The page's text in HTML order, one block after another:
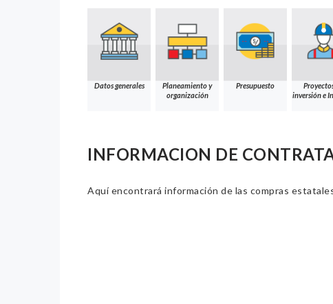
Datos generales
Planeamiento y
organización
Presupuesto
inversión e
INFORMACION DE
Aquí encontrará información de las compras